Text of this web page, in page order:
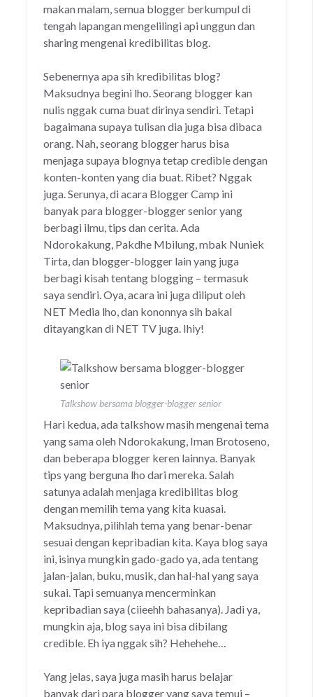
makan malam, semua blogger berkumpul di
tengah lapangan mengelilingi api unggun dan
sharing mengenai kredibilitas blog.
Sebenernya apa sih kredibilitas blog?
Maksudnya begini lho. Seorang blogger kan
nulis nggak cuma buat dirinya sendiri. Tetapi
bagaimana supaya tulisan dia juga bisa dibaca
orang. Nah, seorang blogger harus bisa
menjaga supaya blognya tetap credible dengan
konten-konten yang dia buat. Ribet? Nggak
juga. Serunya, di acara Blogger Camp ini
banyak para blogger-blogger senior yang
berbagi ilmu, tips dan cerita. Ada
Ndorokakung, Pakdhe Mbilung, mbak Nuniek
Tirta, dan blogger-blogger lain yang juga
berbagi kisah tentang blogging – termasuk
saya sendiri. Oya, acara ini juga diliput oleh
NET Media lho, dan kononnya sih bakal
ditayangkan di NET TV juga. Ihiy!
Talkshow bersama blogger-blogger senior
Hari kedua, ada talkshow masih mengenai tema
yang sama oleh Ndorokakung, Iman Brotoseno,
dan beberapa blogger keren lainnya. Banyak
tips yang berguna lho dari mereka. Salah
satunya adalah menjaga kredibilitas blog
dengan memilih tema yang kita kuasai.
Maksudnya, pilihlah tema yang benar-benar
sesuai dengan kepribadian kita. Kaya blog saya
ini, isinya mungkin gado-gado ya, ada tentang
jalan-jalan, buku, musik, dan hal-hal yang saya
sukai. Tapi semuanya mencerminkan
kepribadian saya (ciieehh bahasanya). Jadi ya,
mungkin aja, blog saya ini bisa dibilang
credible. Eh iya nggak sih? Hehehehe…
Yang jelas, saya juga masih harus belajar
banyak dari para blogger yang saya temui –